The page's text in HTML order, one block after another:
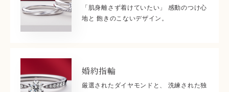
「肌身離さず着けていたい」 感動のつけ心
地と 飽きのこないデザイン。
婚約指輪
厳選されたダイヤモンドと、 洗練された独